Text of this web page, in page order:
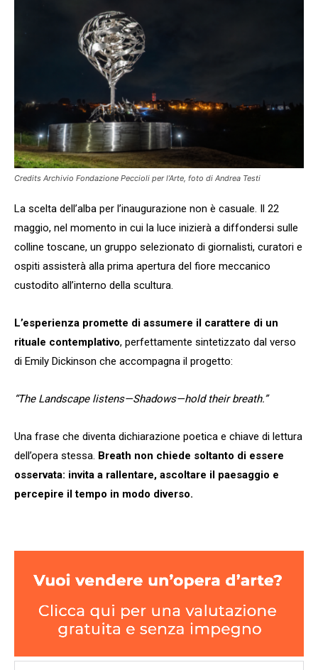
Credits Archivio Fondazione Peccioli per l’Arte, foto di Andrea Testi
La scelta dell’alba per l’inaugurazione non è casuale. Il 22
maggio, nel momento in cui la luce inizierà a diffondersi sulle
colline toscane, un gruppo selezionato di giornalisti, curatori e
ospiti assisterà alla prima apertura del fiore meccanico
custodito all’interno della scultura.
L’esperienza promette di assumere il carattere di un
rituale contemplativo, perfettamente sintetizzato dal verso
di Emily Dickinson che accompagna il progetto:
“The Landscape listens—Shadows—hold their breath.”
Una frase che diventa dichiarazione poetica e chiave di lettura
dell’opera stessa. Breath non chiede soltanto di essere
osservata: invita a rallentare, ascoltare il paesaggio e
percepire il tempo in modo diverso.